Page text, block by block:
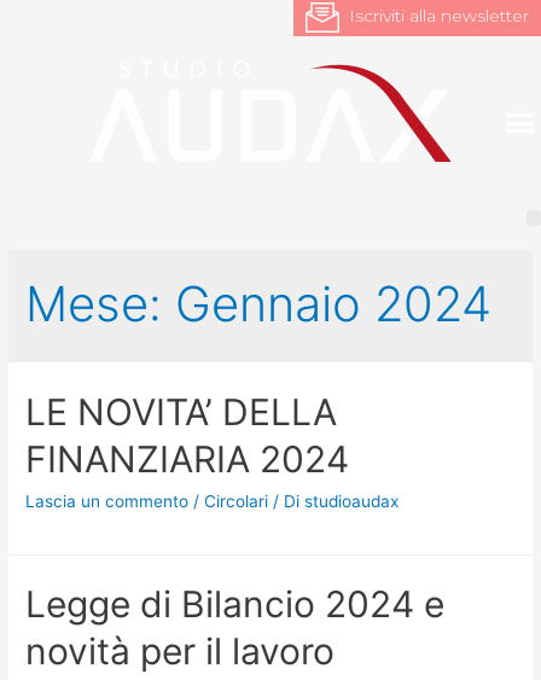
Iscriviti alla newsletter
Mese: Gennaio 2024
LE NOVITA’ DELLA
FINANZIARIA 2024
Lascia un commento /Circolari / Distudioaudax
Legge di Bilancio 2024 e
novità per il lavoro